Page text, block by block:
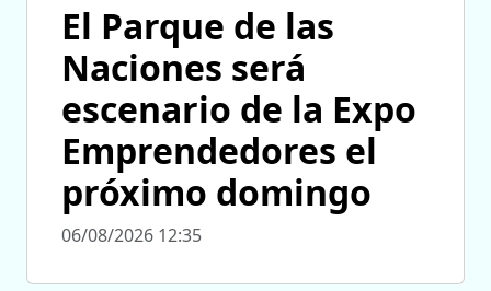
El Parque de las
Naciones será
escenario de la Expo
Emprendedores el
próximo domingo
06/08/2026 12:35